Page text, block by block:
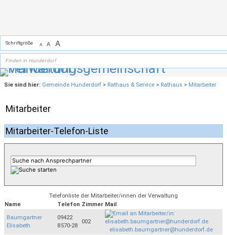
Schriftgröße A A A
Sie sind hier: Gemeinde Hunderdorf > Rathaus & Service > Rathaus > Mitarbeiter
Mitarbeiter
Mitarbeiter-Telefon-Liste
Telefonliste der Mitarbeiter/innen der Verwaltung
Name
Telefon Zimmer Mail
Baumgartner
Elisabeth
09422
8570-28
002
elisabeth.baumgartner@hunderdorf.de